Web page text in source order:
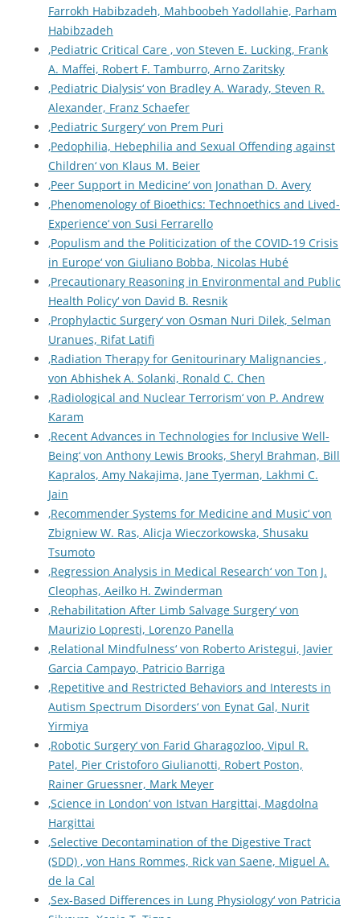
Farrokh Habibzadeh, Mahboobeh Yadollahie, Parham
Habibzadeh
‚Pediatric Critical Care ‚ von Steven E. Lucking, Frank
A. Maffei, Robert F. Tamburro, Arno Zaritsky
‚Pediatric Dialysis‘ von Bradley A. Warady, Steven R.
Alexander, Franz Schaefer
‚Pediatric Surgery‘ von Prem Puri
‚Pedophilia, Hebephilia and Sexual Offending against
Children‘ von Klaus M. Beier
‚Peer Support in Medicine‘ von Jonathan D. Avery
‚Phenomenology of Bioethics: Technoethics and Lived-
Experience‘ von Susi Ferrarello
‚Populism and the Politicization of the COVID-19 Crisis
in Europe‘ von Giuliano Bobba, Nicolas Hubé
‚Precautionary Reasoning in Environmental and Public
Health Policy‘ von David B. Resnik
‚Prophylactic Surgery‘ von Osman Nuri Dilek, Selman
Uranues, Rifat Latifi
‚Radiation Therapy for Genitourinary Malignancies ‚
von Abhishek A. Solanki, Ronald C. Chen
‚Radiological and Nuclear Terrorism‘ von P. Andrew
Karam
‚Recent Advances in Technologies for Inclusive Well-
Being‘ von Anthony Lewis Brooks, Sheryl Brahman, Bill
Kapralos, Amy Nakajima, Jane Tyerman, Lakhmi C.
Jain
‚Recommender Systems for Medicine and Music‘ von
Zbigniew W. Ras, Alicja Wieczorkowska, Shusaku
Tsumoto
‚Regression Analysis in Medical Research‘ von Ton J.
Cleophas, Aeilko H. Zwinderman
‚Rehabilitation After Limb Salvage Surgery‘ von
Maurizio Lopresti, Lorenzo Panella
‚Relational Mindfulness‘ von Roberto Aristegui, Javier
Garcia Campayo, Patricio Barriga
‚Repetitive and Restricted Behaviors and Interests in
Autism Spectrum Disorders‘ von Eynat Gal, Nurit
Yirmiya
‚Robotic Surgery‘ von Farid Gharagozloo, Vipul R.
Patel, Pier Cristoforo Giulianotti, Robert Poston,
Rainer Gruessner, Mark Meyer
‚Science in London‘ von Istvan Hargittai, Magdolna
Hargittai
‚Selective Decontamination of the Digestive Tract
(SDD) ‚ von Hans Rommes, Rick van Saene, Miguel A.
de la Cal
‚Sex-Based Differences in Lung Physiology‘ von Patricia